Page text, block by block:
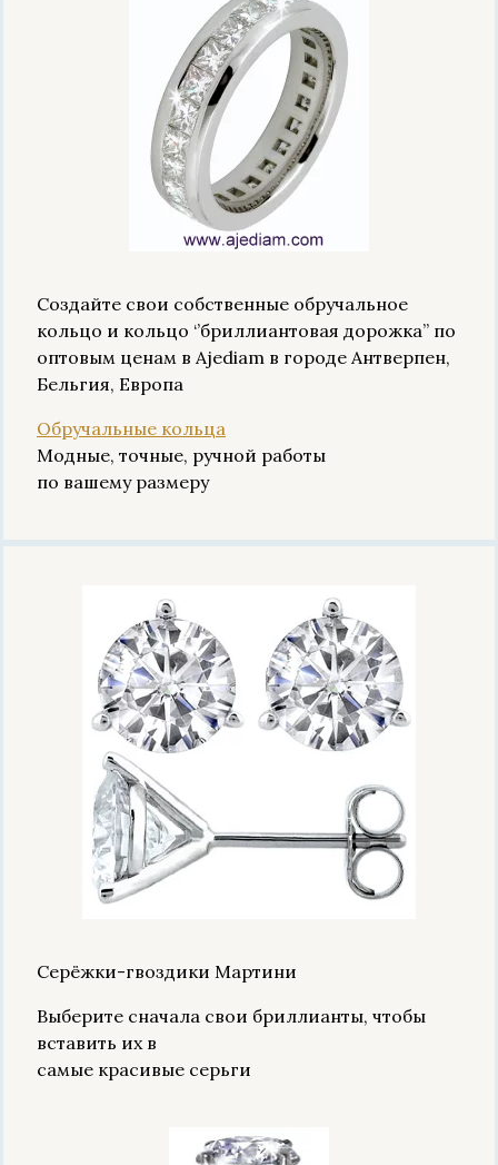
Создайте свои собственные обручальное
кольцо и кольцо ‘’бриллиантовая дорожка’’ по
оптовым ценам в Ajediam в городе Антверпен,
Бельгия, Европа
Обручальные кольца
Модные, точные, ручной работы
по вашему размеру
Серёжки-гвоздики Мартини
Выберите сначала свои бриллианты, чтобы
вставить их в
самые красивые серьги